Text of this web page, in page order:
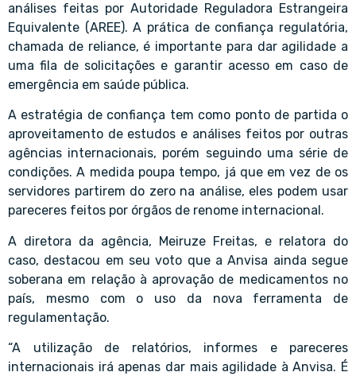
análises feitas por Autoridade Reguladora Estrangeira
Equivalente (AREE). A prática de confiança regulatória,
chamada de reliance, é importante para dar agilidade a
uma fila de solicitações e garantir acesso em caso de
emergência em saúde pública.
A estratégia de confiança tem como ponto de partida o
aproveitamento de estudos e análises feitos por outras
agências internacionais, porém seguindo uma série de
condições. A medida poupa tempo, já que em vez de os
servidores partirem do zero na análise, eles podem usar
pareceres feitos por órgãos de renome internacional.
A diretora da agência, Meiruze Freitas, e relatora do
caso, destacou em seu voto que a Anvisa ainda segue
soberana em relação à aprovação de medicamentos no
país, mesmo com o uso da nova ferramenta de
regulamentação.
“A utilização de relatórios, informes e pareceres
internacionais irá apenas dar mais agilidade à Anvisa. É